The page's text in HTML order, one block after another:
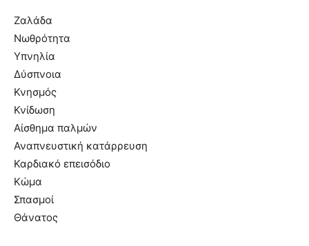
Ζαλάδα
Νωθρότητα
Υπνηλία
Δύσπνοια
Κνησμός
Κνίδωση
Αίσθημα παλμών
Αναπνευστική κατάρρευση
Καρδιακό επεισόδιο
Κώμα
Σπασμοί
Θάνατος